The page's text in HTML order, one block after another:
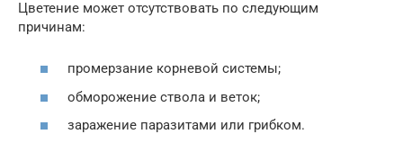
Цветение может отсутствовать по следующим
причинам:
промерзание корневой системы;
обморожение ствола и веток;
заражение паразитами или грибком.